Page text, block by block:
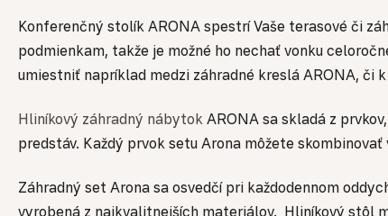
Konferenčný stolík ARONA spestrí Vaše terasové či
podmienkam, takže je možné ho nechať vonku
umiestniť napríklad medzi záhradné kreslá ARONA, či
Hliníkový záhradný nábytok ARONA sa skladá z
predstáv. Každý prvok setu Arona môžete
Záhradný set Arona sa osvedčí pri každodennom
vyrobená z najkvalitnejších materiálov. Hliníkový stôl